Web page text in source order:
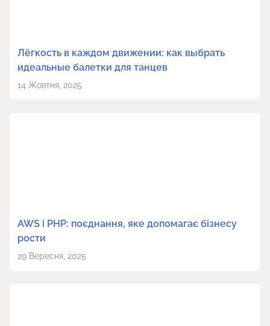
Лёгкость в каждом движении: как выбрать
идеальные балетки для танцев
14 Жовтня, 2025
AWS і PHP: поєднання, яке допомагає бізнесу
рости
29 Вересня, 2025